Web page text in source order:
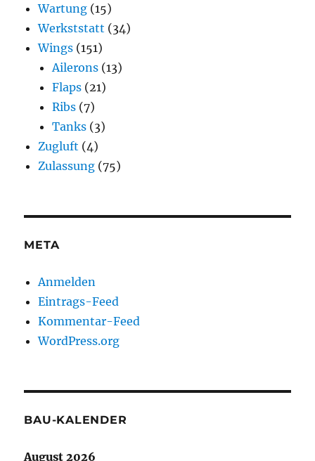
Wartung (15)
Werkststatt (34)
Wings (151)
Ailerons (13)
Flaps (21)
Ribs (7)
Tanks (3)
Zugluft (4)
Zulassung (75)
META
Anmelden
Eintrags-Feed
Kommentar-Feed
WordPress.org
BAU-KALENDER
August 2026